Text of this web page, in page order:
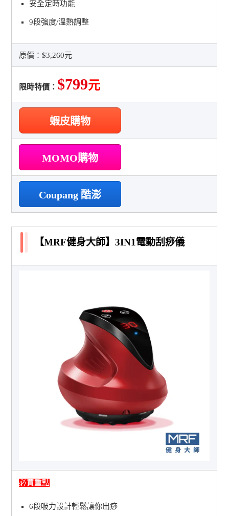
安全定時功能
9段強度/溫熱調整
原價：$3,260元
限時特價： $799元
蝦皮購物
MOMO購物
Coupang 酷澎
【MRF健身大師】3IN1電動刮痧儀
必買重點
6段吸力設計輕鬆讓你出痧